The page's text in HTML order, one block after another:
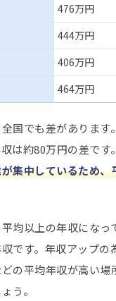
476万円
444万円
406万円
464万円
国でも差があります
は約80万円の差です。
集中しているため、
均以上の年収になっ
です。年収アップの
の平均年収が高い場
う。